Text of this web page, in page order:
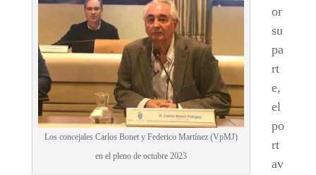
Los concejales Carlos Bonet y Federico Martínez (VpMJ)
en el pleno de octubre 2023
or
su
pa
rt
e,
el
po
rt
av